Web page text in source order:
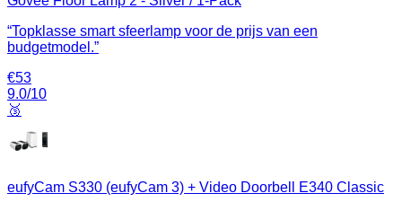
“Topklasse smart sfeerlamp voor de prijs van een
budgetmodel.”
€53
9.0/10
🥉
eufyCam S330 (eufyCam 3) + Video Doorbell E340 Classic